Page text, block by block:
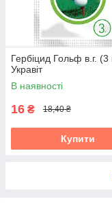
Гербіцид Гольф в.г. (3
Укравіт
В наявності
16 ₴ 18,40 ₴
Купити